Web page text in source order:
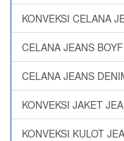
KONVEKSI CELANA
CELANA JEANS
CELANA JEANS
KONVEKSI JAKET
KONVEKSI KULOT